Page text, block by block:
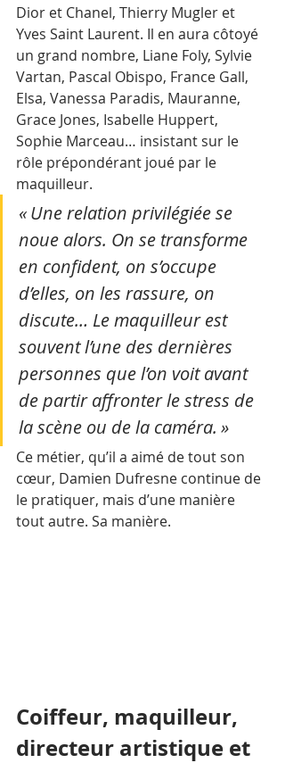
Dior et Chanel, Thierry Mugler et
Yves Saint Laurent. Il en aura côtoyé
un grand nombre, Liane Foly, Sylvie
Vartan, Pascal Obispo, France Gall,
Elsa, Vanessa Paradis, Mauranne,
Grace Jones, Isabelle Huppert,
Sophie Marceau… insistant sur le
rôle prépondérant joué par le
maquilleur.
« Une relation privilégiée se
noue alors. On se transforme
en confident, on s’occupe
d’elles, on les rassure, on
discute… Le maquilleur est
souvent l’une des dernières
personnes que l’on voit avant
de partir affronter le stress de
la scène ou de la caméra. »
Ce métier, qu’il a aimé de tout son
cœur, Damien Dufresne continue de
le pratiquer, mais d’une manière
tout autre. Sa manière.
Coiffeur, maquilleur,
directeur artistique et